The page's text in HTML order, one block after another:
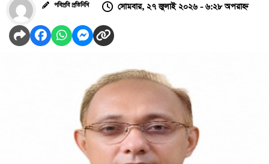
পবিপ্রবি প্রতিনিধি সোমবার, ২৭ জুলাই ২০২৬ - ৬:২৮ অপরাহ্ন